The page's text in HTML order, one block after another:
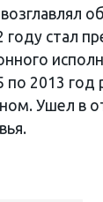
году стал
по 2013 год
Ушел в